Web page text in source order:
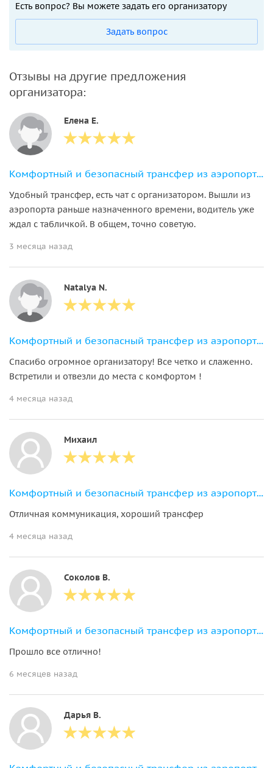
Есть вопрос? Вы можете задать его организатору
Задать вопрос
Отзывы на другие предложения
организатора:
Елена Е.
Комфортный и безопасный трансфер из аэропорта в ваш отель в Нячанге
Удобный трансфер, есть чат с организатором. Вышли из
аэропорта раньше назначенного времени, водитель уже
ждал с табличкой. В общем, точно советую.
3 месяца назад
Natalya N.
Комфортный и безопасный трансфер из аэропорта в ваш отель в Нячанге
Спасибо огромное организатору! Все четко и слаженно.
Встретили и отвезли до места с комфортом !
4 месяца назад
Михаил
Комфортный и безопасный трансфер из аэропорта в ваш отель в Нячанге
Отличная коммуникация, хороший трансфер
4 месяца назад
Соколов В.
Комфортный и безопасный трансфер из аэропорта в ваш отель в Нячанге
Прошло все отлично!
6 месяцев назад
Дарья В.